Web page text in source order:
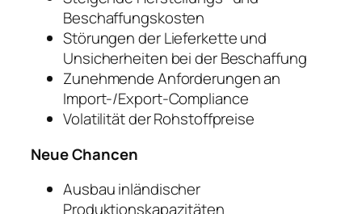
Beschaffungskosten
Störungen der Lieferkette und
Unsicherheiten bei der Beschaffung
Zunehmende Anforderungen an
Import-/Export-Compliance
Volatilität der Rohstoffpreise
Neue Chancen
Ausbau inländischer
Produktionskapazitäten